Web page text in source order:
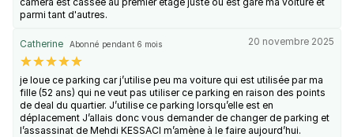
parmi tant d'autres.
Catherine Abonné pendant 6 mois 20 novembre 2025
je loue ce parking car j’utilise peu ma voiture qui est utilisée par ma
fille (52 ans) qui ne veut pas utiliser ce parking en raison des points
de deal du quartier. J’utilise ce parking lorsqu’elle est en
déplacement J’allais donc vous demander de changer de parking et
l’assassinat de Mehdi KESSACI m’amène à le faire aujourd’hui.